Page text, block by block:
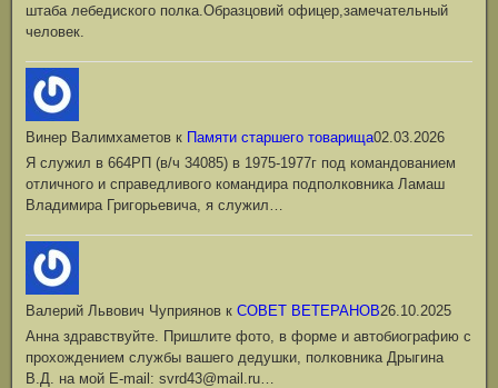
штаба лебедиского полка.Образцовий офицер,замечательный
человек.
Винер Валимхаметов к Памяти старшего товарища02.03.2026
Я служил в 664РП (в/ч 34085) в 1975-1977г под командованием
отличного и справедливого командира подполковника Ламаш
Владимира Григорьевича, я служил…
Валерий Львович Чуприянов к СОВЕТ ВЕТЕРАНОВ26.10.2025
Анна здравствуйте. Пришлите фото, в форме и автобиографию с
прохождением службы вашего дедушки, полковника Дрыгина
В.Д. на мой Е-mail: svrd43@mail.ru…